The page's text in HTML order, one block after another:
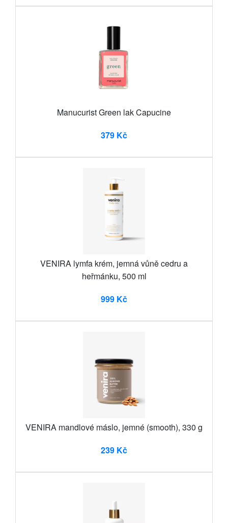
Manucurist Green lak Capucine
379 Kč
VENIRA lymfa krém, jemná vůně cedru a
heřmánku, 500 ml
999 Kč
VENIRA mandlové máslo, jemné (smooth), 330 g
239 Kč